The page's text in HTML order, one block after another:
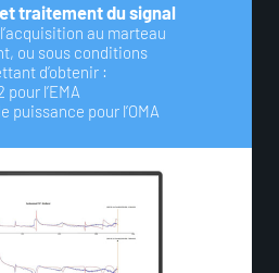
traitement du signal
au marteau
ou sous conditions
d’obtenir :
pour l’EMA
puissance pour l’OMA